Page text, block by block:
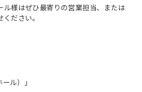
ル様はぜひ最寄りの営業担当、または
ださい。
ル）」